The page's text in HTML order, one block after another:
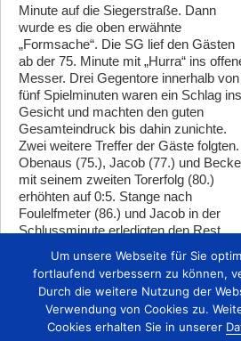
Minute auf die Siegerstraße. Dann
wurde es die oben erwähnte
„Formsache“. Die SG lief den Gästen
ab der 75. Minute mit „Hurra“ ins
Messer. Drei Gegentore innerhalb von
fünf Spielminuten waren ein Schlag ins
Gesicht und machten den guten
Gesamteindruck bis dahin zunichte.
Zwei weitere Treffer der Gäste folgten.
Obenaus (75.), Jacob (77.) und
mit seinem zweiten Torerfolg (80.)
erhöhten auf 0:5. Stange nach
Foulelfmeter (86.) und Jacob in der
Schlussminute erledigten den Rest
Doppelpack.
Zurück
Um unsere Webseite für Sie
fortlaufend verbessern zu können,
Durch die weitere Nutzung der
Verwendung von Cookies zu.
Cookies erhalten Sie in unserer